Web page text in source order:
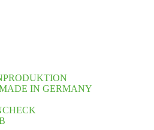
IN GERMANY